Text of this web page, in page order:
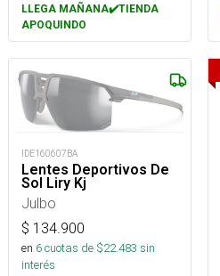
LLEGA MAÑANA✔️TIENDA
APOQUINDO
IDE160607BA
Lentes Deportivos De
Sol Liry Kj
Julbo
$ 134.900
en 6cuotas de $22.483 sin
interés